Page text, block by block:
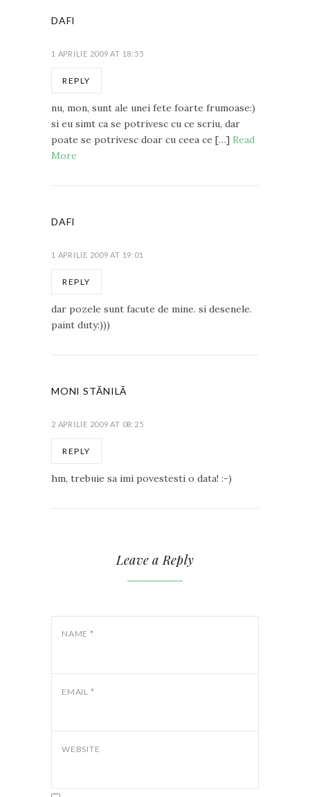
DAFI
1 APRILIE 2009 AT 18:55
REPLY
nu, mon, sunt ale unei fete foarte frumoase:)
si eu simt ca se potrivesc cu ce scriu, dar
poate se potrivesc doar cu ceea ce […] Read
More
DAFI
1 APRILIE 2009 AT 19:01
REPLY
dar pozele sunt facute de mine. si desenele.
paint duty:)))
MONI STĂNILĂ
2 APRILIE 2009 AT 08:25
REPLY
hm, trebuie sa imi povestesti o data! :-)
Leave a Reply
NAME *
EMAIL *
WEBSITE